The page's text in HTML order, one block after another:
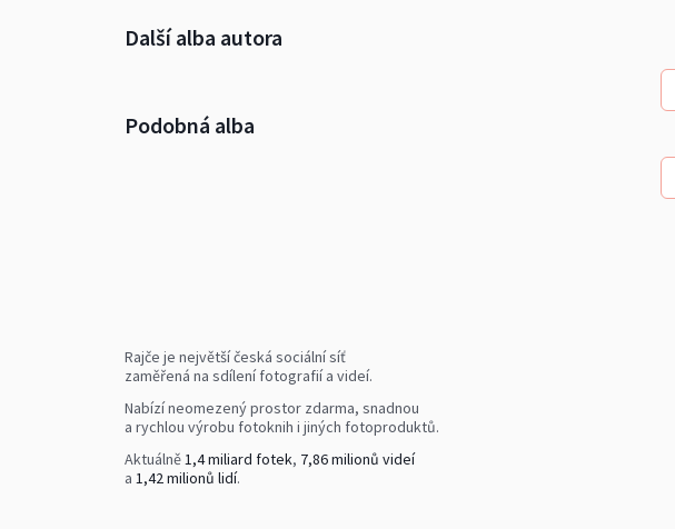
Další alba autora
Podobná alba
Rajče je největší česká sociální síť
zaměřená na sdílení fotografií a videí.
Nabízí neomezený prostor zdarma, snadnou
a rychlou výrobu fotoknih i jiných fotoproduktů.
Aktuálně1,4 miliard fotek, 7,86 milionů videí
a 1,42 milionů lidí.